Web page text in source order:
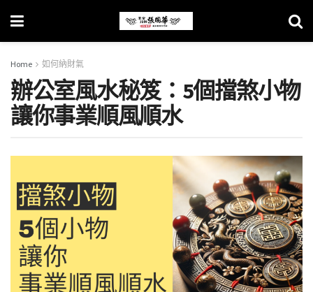
Home 如何納財氣
辦公室風水秘笈：5個擋煞小物
讓你事業順風順水